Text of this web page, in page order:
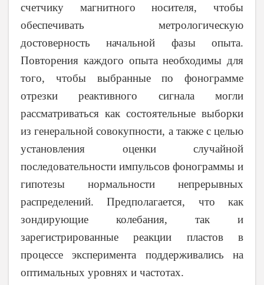
счетчику магнитного носителя, чтобы
обеспечивать метрологическую
достоверность начальной фазы опыта.
Повторения каждого опыта необходимы для
того, чтобы выбранные по фонограмме
отрезки реактивного сигнала могли
рассматриваться как состоятельные выборки
из генеральной совокупности, а также с целью
установления оценки случайной
последовательности импульсов фонограммы и
гипотезы нормальности непрерывных
распределений. Предполагается, что как
зондирующие колебания, так и
зарегистрированные реакции пластов в
процессе эксперимента поддерживались на
оптимальных уровнях и частотах.